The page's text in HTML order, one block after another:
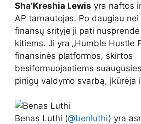
Sha’Kreshia Lewis yra naftos
AP tarnautojas. Po daugiau
finansų srityje ji pati
kitiems. Ji yra „Humble Hustle
finansinės platformos, skirtos
besiformuojantiems
pinigų valdymo svarbą, įkūrėja
Benas Luthi (@benluthi) yra